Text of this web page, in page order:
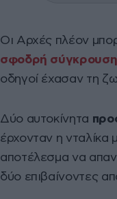
Οι Αρχές πλέον
σφοδρή σύγκρουση
οδηγοί έχασαν τη
Δύο αυτοκίνητα
έρχονταν η νταλίκα
αποτέλεσμα να
δύο επιβαίνοντες